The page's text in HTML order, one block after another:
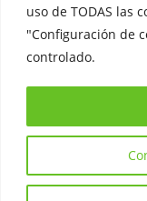
uso de TODAS las
"Configuración de
controlado.
Aviso Legal
Política de Privacidad
Política de Cookies
Copyright © 2026